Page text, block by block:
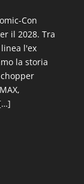
Con
il 2028. Tra
l'ex
la storia